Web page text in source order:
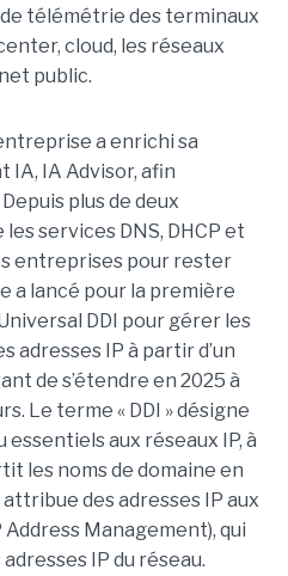
télémétrie des terminaux
cloud, les réseaux
public.
a enrichi sa
IA, IA Advisor, afin
plus de deux
services DNS, DHCP et
entreprises pour rester
a lancé pour la première
DDI pour gérer les
adresses IP à partir d’un
de s’étendre en 2025 à
Le terme « DDI » désigne
aux réseaux IP, à
les noms de domaine en
attribue des adresses IP aux
Address Management), qui
IP du réseau.